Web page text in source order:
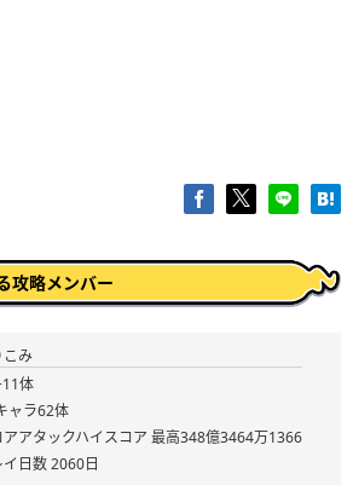
攻略メンバー
こみ
体
ャラ62体
アアタックハイスコア 最高348億3464万1366
イ日数 2060日